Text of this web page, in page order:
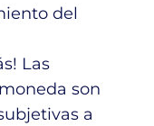
del
Las
son
a